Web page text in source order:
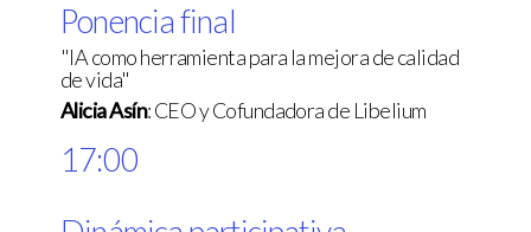
Ponencia final
"IA como herramienta para la mejora de calidad
de vida"
Alicia Asín: CEO y Cofundadora de Libelium
17:00